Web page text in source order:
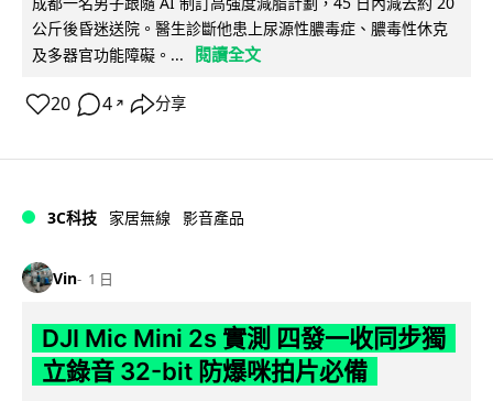
公斤後昏迷送院。醫生診斷他患上尿源性膿毒症、膿毒性休克
及多器官功能障礙。...
閱讀全文
20 4 ↗ 分享
3C科技 家居無線 影音產品
Vin 1 日
DJI Mic Mini 2s 實測 四發一收同步獨
立錄音 32-bit 防爆咪拍片必備